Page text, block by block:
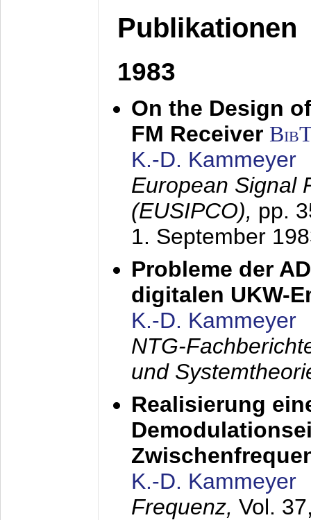
Publikationen
1983
On the Design
FM Receiver
K.-D. Kammeyer
European Signal
(EUSIPCO), pp.
1. September
Probleme der
digitalen UKW-
K.-D. Kammeyer
NTG-
und
Realisierung
K.-D. Kammeyer
Frequenz, Vol.